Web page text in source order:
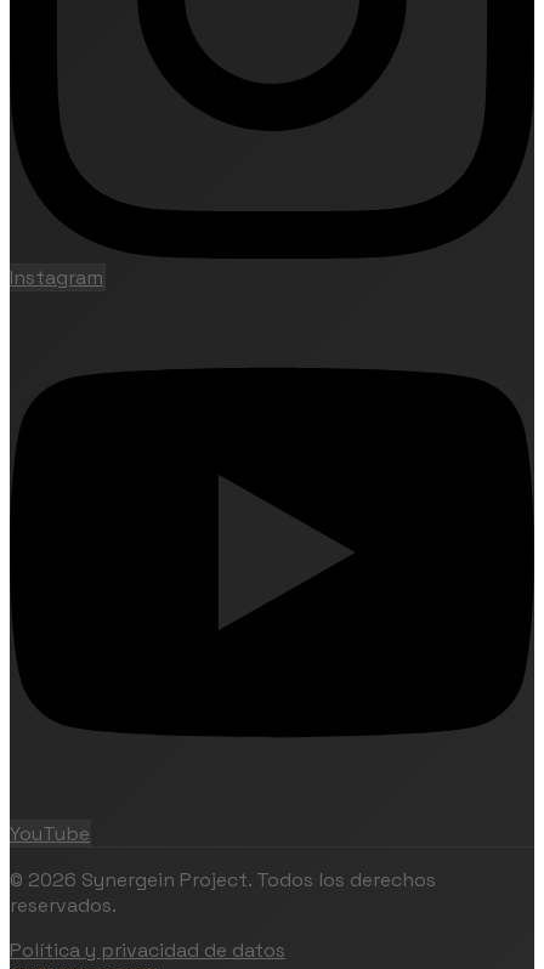
Instagram
YouTube
© 2026 Synergein Project. Todos los derechos
reservados.
Política y privacidad de datos